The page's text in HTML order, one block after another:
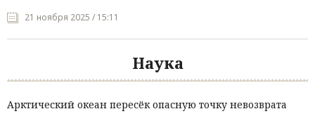
21 ноября 2025 / 15:11
Наука
Арктический океан пересёк опасную точку невозврата